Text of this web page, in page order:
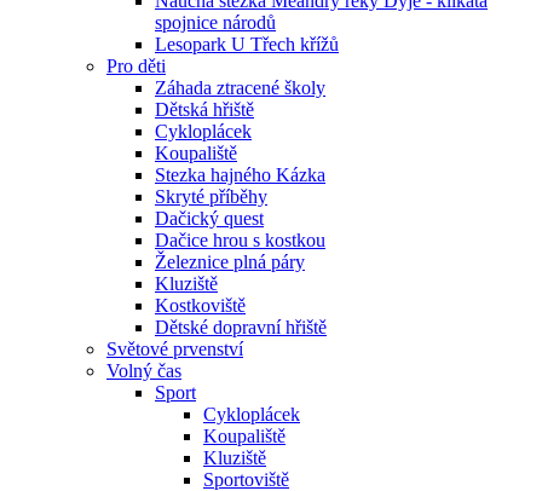
spojnice národů
Lesopark U Třech křížů
Pro děti
Záhada ztracené školy
Dětská hřiště
Cykloplácek
Koupaliště
Stezka hajného Kázka
Skryté příběhy
Dačický quest
Dačice hrou s kostkou
Železnice plná páry
Kluziště
Kostkoviště
Dětské dopravní hřiště
Světové prvenství
Volný čas
Sport
Cykloplácek
Koupaliště
Kluziště
Sportoviště